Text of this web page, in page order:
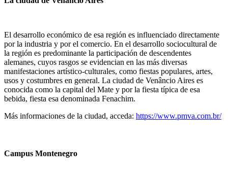
El desarrollo económico de esa región es influenciado directamente
por la industria y por el comercio. En el desarrollo sociocultural de
la región es predominante la participación de descendentes
alemanes, cuyos rasgos se evidencian en las más diversas
manifestaciones artístico-culturales, como fiestas populares, artes,
usos y costumbres en general. La ciudad de Venâncio Aires es
conocida como la capital del Mate y por la fiesta típica de esa
bebida, fiesta esa denominada Fenachim.
Más informaciones de la ciudad, acceda: https://www.pmva.com.br/
Campus Montenegro